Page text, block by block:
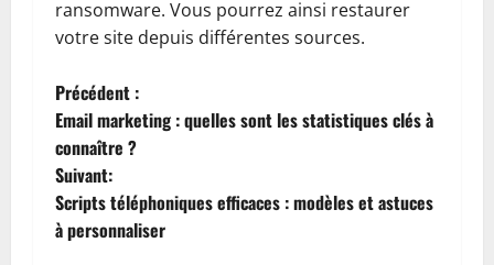
ransomware. Vous pourrez ainsi restaurer
votre site depuis différentes sources.
N
a
v
i
Précédent :
Email marketing : quelles sont les statistiques clés à
connaître ?
Suivant:
Scripts téléphoniques efficaces : modèles et astuces
à personnaliser